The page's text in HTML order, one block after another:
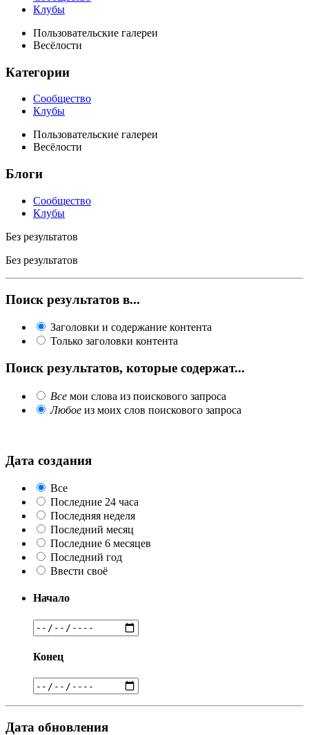
Клубы
Пользовательские галереи
Весёлости
Категории
Сообщество
Клубы
Пользовательские галереи
Весёлости
Блоги
Сообщество
Клубы
Без результатов
Без результатов
Поиск результатов в...
Заголовки и содержание контента
Только заголовки контента
Поиск результатов, которые содержат...
Все мои слова из поискового запроса
Любое из моих слов поискового запроса
Дата создания
Все
Последние 24 часа
Последняя неделя
Последний месяц
Последние 6 месяцев
Последний год
Ввести своё
Начало
Конец
Дата обновления